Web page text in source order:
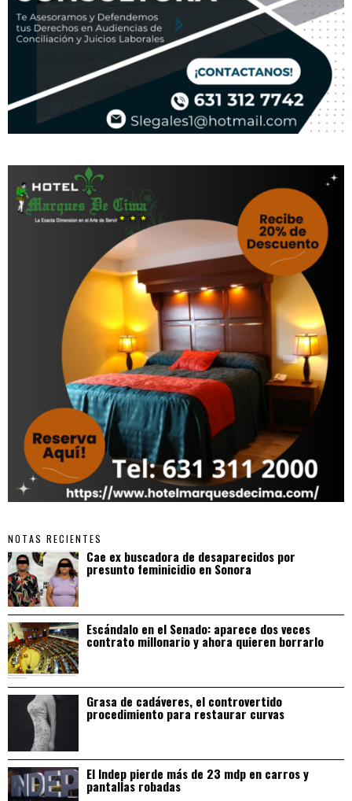
NOTAS RECIENTES
Cae ex buscadora de desaparecidos por
presunto feminicidio en Sonora
Escándalo en el Senado: aparece dos veces
contrato millonario y ahora quieren borrarlo
Grasa de cadáveres, el controvertido
procedimiento para restaurar curvas
El Indep pierde más de 23 mdp en carros y
pantallas robadas